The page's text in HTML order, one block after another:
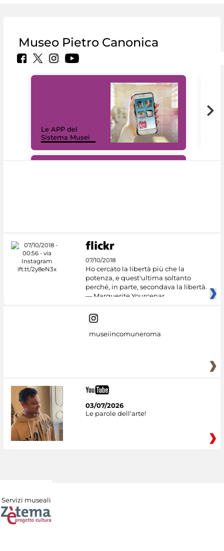
Museo Pietro Canonica
Le APP del
Sistema Musei
07/10/2018
Ho cercato la libertà più che la
potenza, e quest'ultima soltanto
perché, in parte, secondava la libertà.
— Marguerite Yourcenar
museiincomuneroma
03/07/2026
Le parole dell'arte!
Servizi museali